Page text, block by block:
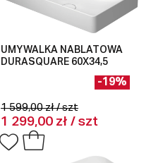
UMYWALKA NABLATOWA
DURASQUARE 60X34,5
1 599,00 zł / szt
1 299,00 zł / szt
-19%